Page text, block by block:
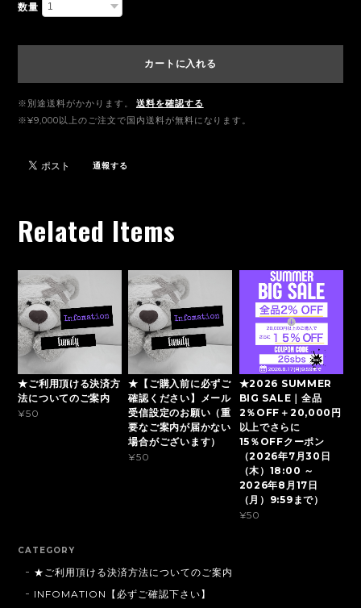
数量
カートに入れる
※別途送料がかかります。
送料を確認する
※¥9,000以上のご注文で国内送料が無料になります。
通報する
Related Items
★ご利用頂ける決済方
法についてのご案内
¥50
★【ご購入前に必ずご
確認ください】メール
受信設定のお願い（重
要なご案内が届かない
場合がございます）
¥50
★2026 SUMMER
BIG SALE｜全品
2％OFF＋20,000円
以上でさらに
15％OFFクーポン
（2026年7月30日
（木）18:00 ～
2026年8月17日
（月）9:59まで）
¥50
CATEGORY
★ご利用頂ける決済方法についてのご案内
INFOMATION【必ずご確認下さい】